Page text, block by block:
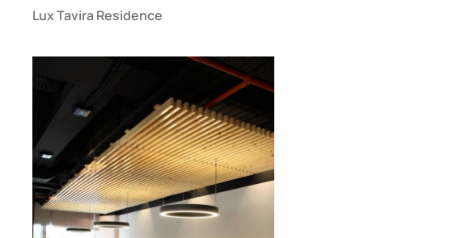
Lux Tavira Residence